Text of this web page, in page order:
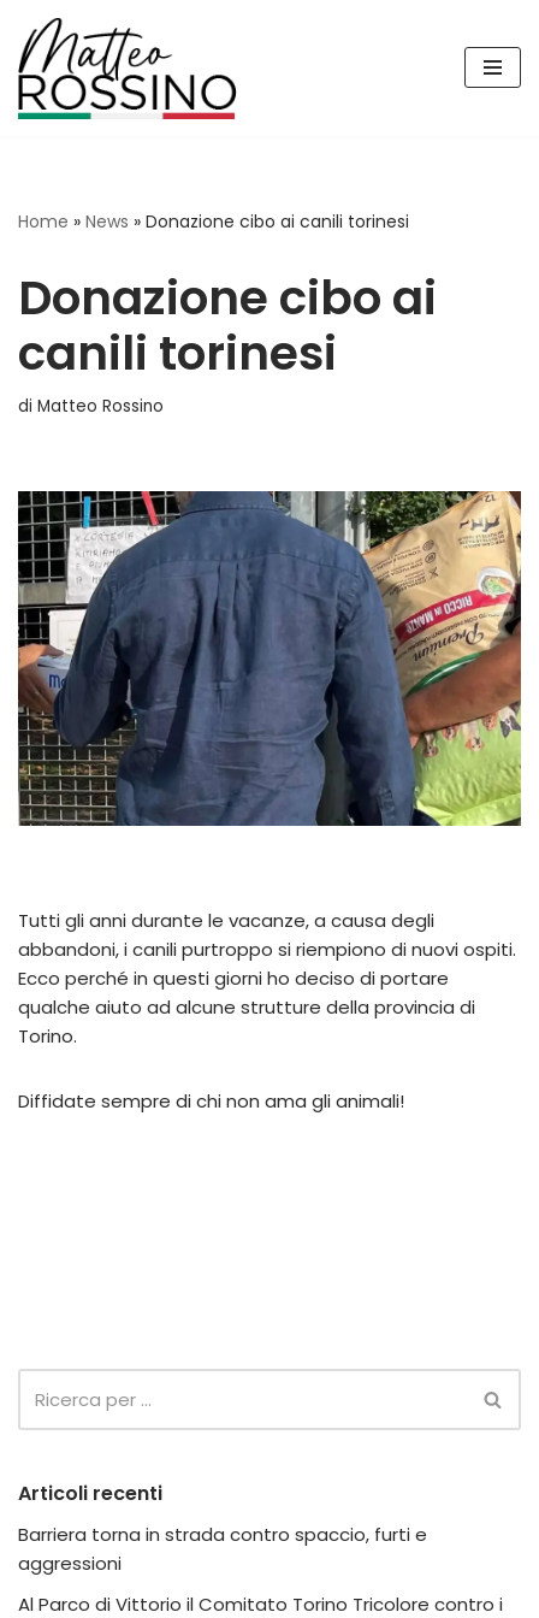
Vai
al
contenuto
Home » News » Donazione cibo ai canili torinesi
Donazione cibo ai
canili torinesi
di Matteo Rossino
Tutti gli anni durante le vacanze, a causa degli
abbandoni, i canili purtroppo si riempiono di nuovi ospiti.
Ecco perché in questi giorni ho deciso di portare
qualche aiuto ad alcune strutture della provincia di
Torino.
Diffidate sempre di chi non ama gli animali!
Articoli recenti
Barriera torna in strada contro spaccio, furti e
aggressioni
Al Parco di Vittorio il Comitato Torino Tricolore contro i